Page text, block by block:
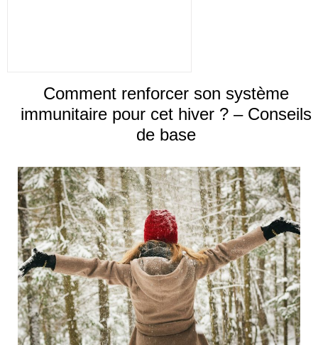
Comment renforcer son système
immunitaire pour cet hiver ? – Conseils
de base